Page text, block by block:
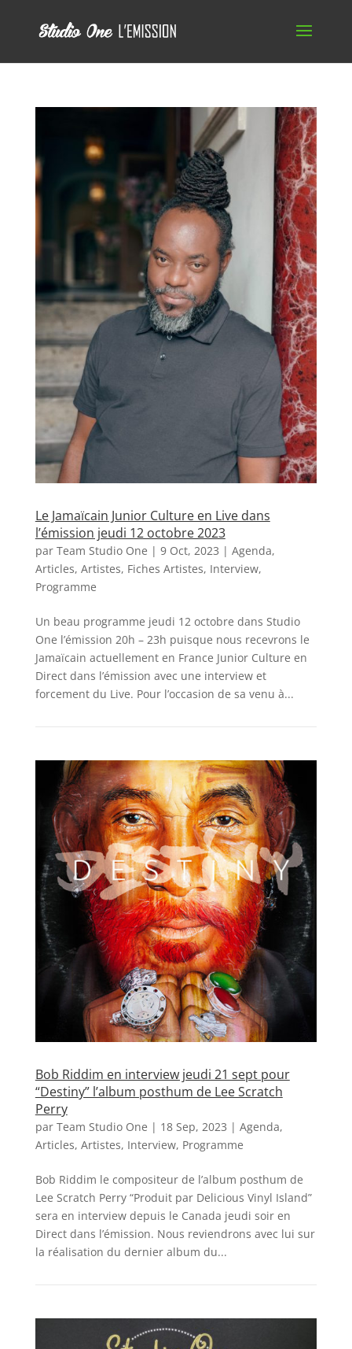
Le Jamaïcain Junior Culture en Live dans
l’émission jeudi 12 octobre 2023
par Team Studio One | 9 Oct, 2023 | Agenda,
Articles, Artistes, Fiches Artistes, Interview,
Programme
Un beau programme jeudi 12 octobre dans Studio
One l’émission 20h – 23h puisque nous recevrons le
Jamaïcain actuellement en France Junior Culture en
Direct dans l’émission avec une interview et
forcement du Live. Pour l’occasion de sa venu à...
Bob Riddim en interview jeudi 21 sept pour
“Destiny” l’album posthum de Lee Scratch
Perry
par Team Studio One | 18 Sep, 2023 | Agenda,
Articles, Artistes, Interview, Programme
Bob Riddim le compositeur de l’album posthum de
Lee Scratch Perry “Produit par Delicious Vinyl Island”
sera en interview depuis le Canada jeudi soir en
Direct dans l’émission. Nous reviendrons avec lui sur
la réalisation du dernier album du...